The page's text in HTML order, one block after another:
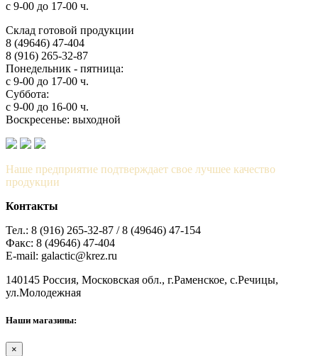
с 9-00 до 17-00 ч.
Склад готовой продукции
8 (49646) 47-404
8 (916) 265-32-87
Понедельник - пятница:
с 9-00 до 17-00 ч.
Суббота:
с 9-00 до 16-00 ч.
Воскресенье: выходной
Наше предприятие подтверждает свое лучшее качество
продукции
Контакты
Тел.: 8 (916) 265-32-87 / 8 (49646) 47-154
Факс: 8 (49646) 47-404
E-mail: galactic@krez.ru
140145 Россия, Московская обл., г.Раменское, с.Речицы,
ул.Молодежная
Наши магазины:
×